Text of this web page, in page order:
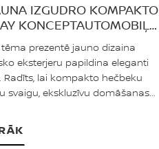
IZGUDRO KOMPAKTO
KONCEPTAUTOMOBIĻA
prezentē jauno dizaina
eksterjeru papildina eleganti
Radīts, lai kompakto hečbeku
svaigu, ekskluzīvu domāšanas...